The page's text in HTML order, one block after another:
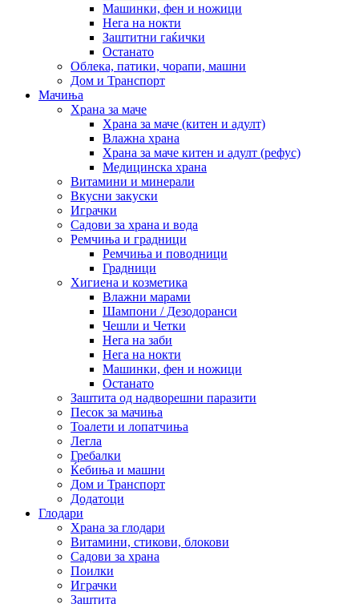
Машинки, фен и ножици
Нега на нокти
Заштитни гаќички
Останато
Облека, патики, чорапи, машни
Дом и Транспорт
Мачиња
Храна за маче
Храна за маче (китен и адулт)
Влажна храна
Храна за маче китен и адулт (рефус)
Медицинска храна
Витамини и минерали
Вкусни закуски
Играчки
Садови за храна и вода
Ремчиња и градници
Ремчиња и поводници
Градници
Хигиена и козметика
Влажни марами
Шампони / Дезодоранси
Чешли и Четки
Нега на заби
Нега на нокти
Машинки, фен и ножици
Останато
Заштита од надворешни паразити
Песок за мачиња
Тоалети и лопатчиња
Легла
Гребалки
Ќебиња и машни
Дом и Транспорт
Додатоци
Глодари
Храна за глодари
Витамини, стикови, блокови
Садови за храна
Поилки
Играчки
Заштита